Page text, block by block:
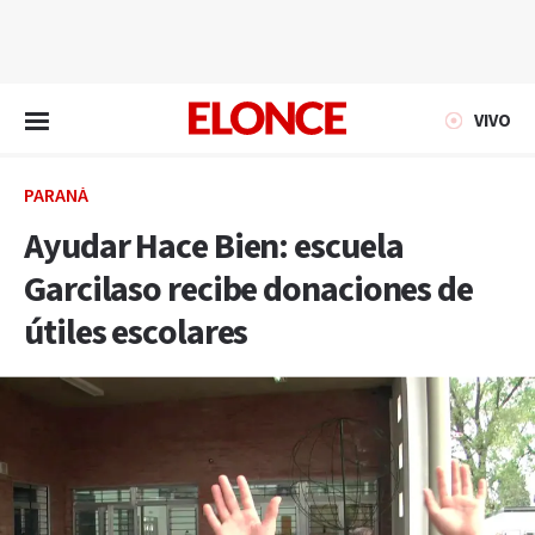
VIVO
PARANÁ
Ayudar Hace Bien: escuela
Garcilaso recibe donaciones de
útiles escolares